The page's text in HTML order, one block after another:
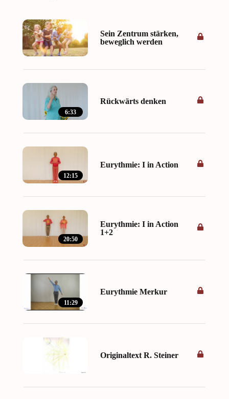
Sein Zentrum stärken,
beweglich werden
6:33
Rückwärts denken
12:15
Eurythmie: I in Action
20:50
Eurythmie: I in Action
1+2
11:29
Eurythmie Merkur
Originaltext R. Steiner